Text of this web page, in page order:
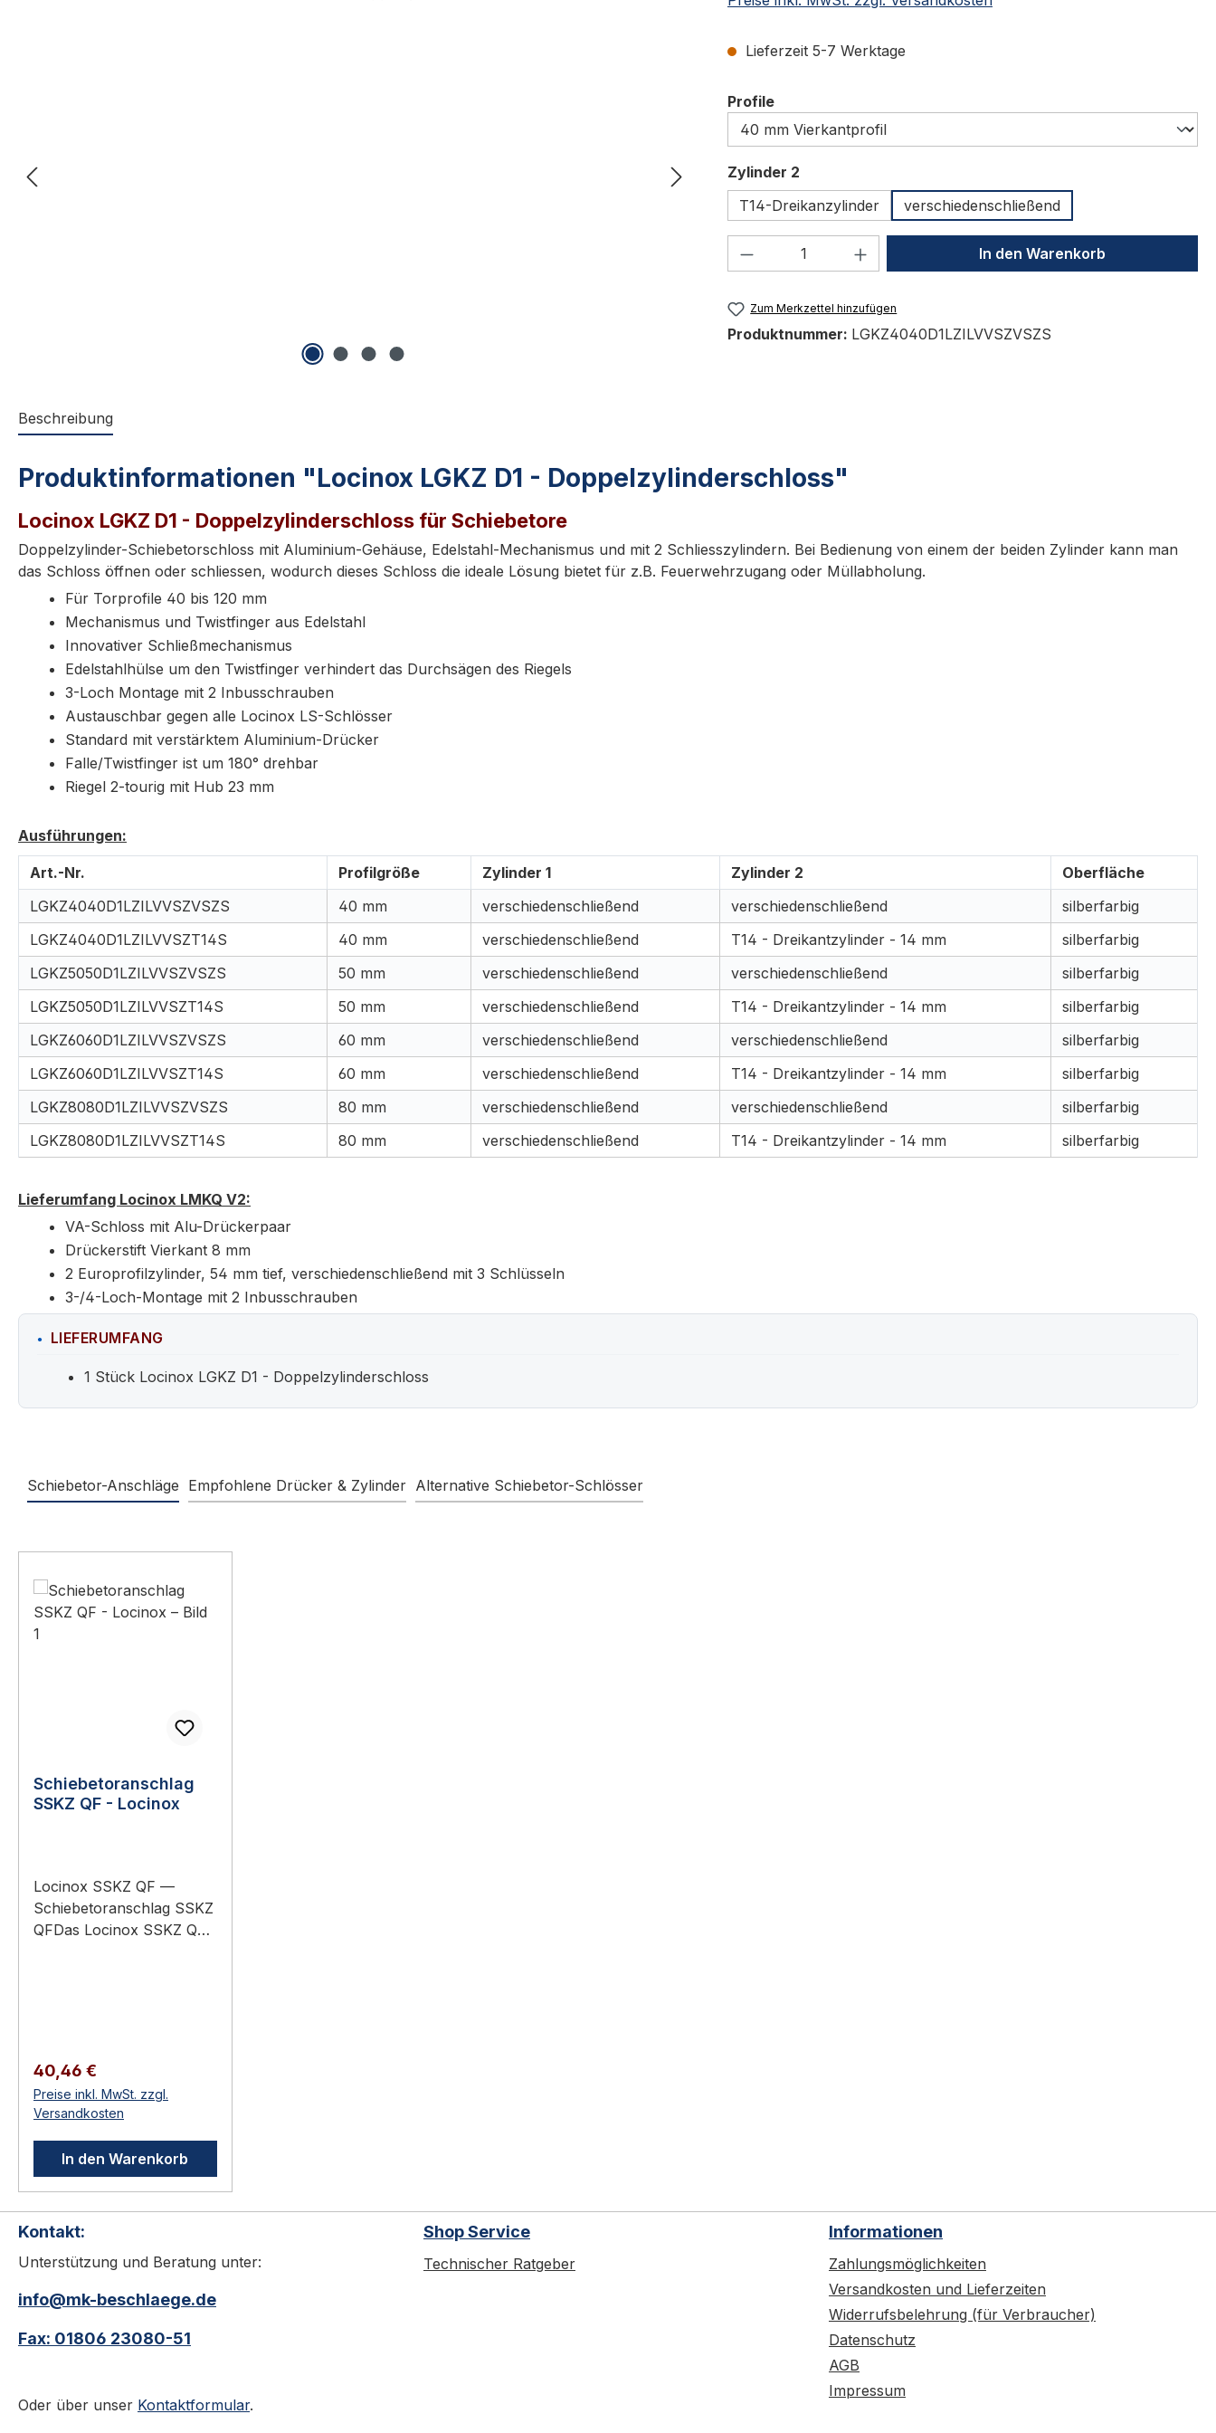
Lieferzeit 5-7 Werktage
Profileauswählen
Zylinder 2
T14-Dreikanzylinder
verschiedenschließend
Produkt Anzahl: Gib den gewünschten Wert
In den Warenkorb
Zum Merkzettel hinzufügen
Produktnummer: LGKZ4040D1LZILVVSZVSZS
Beschreibung
Produktinformationen "Locinox LGKZ D1 - Doppelzylinderschloss"
Locinox LGKZ D1 - Doppelzylinderschloss für Schiebetore
Doppelzylinder-Schiebetorschloss mit Aluminium-Gehäuse, Edelstahl-Mechanismus und mit 2 Schliesszylindern. Bei Bedienung von einem der beiden Zylinder kann man
das Schloss öffnen oder schliessen, wodurch dieses Schloss die ideale Lösung bietet für z.B. Feuerwehrzugang oder Müllabholung.
Für Torprofile 40 bis 120 mm
Mechanismus und Twistfinger aus Edelstahl
Innovativer Schließmechanismus
Edelstahlhülse um den Twistfinger verhindert das Durchsägen des Riegels
3-Loch Montage mit 2 Inbusschrauben
Austauschbar gegen alle Locinox LS-Schlösser
Standard mit verstärktem Aluminium-Drücker
Falle/Twistfinger ist um 180° drehbar
Riegel 2-tourig mit Hub 23 mm
Ausführungen:
Art.-Nr. Profilgröße Zylinder 1 Zylinder 2
Oberfläche
LGKZ4040D1LZILVVSZVSZS
40 mm verschiedenschließend verschiedenschließend
silberfarbig
LGKZ4040D1LZILVVSZT14S
40 mm verschiedenschließend T14 - Dreikantzylinder - 14 mm
silberfarbig
LGKZ5050D1LZILVVSZVSZS
50 mm verschiedenschließend verschiedenschließend
silberfarbig
LGKZ5050D1LZILVVSZT14S
50 mm verschiedenschließend T14 - Dreikantzylinder - 14 mm
silberfarbig
LGKZ6060D1LZILVVSZVSZS
60 mm verschiedenschließend verschiedenschließend
silberfarbig
LGKZ6060D1LZILVVSZT14S
60 mm verschiedenschließend T14 - Dreikantzylinder - 14 mm
silberfarbig
LGKZ8080D1LZILVVSZVSZS
80 mm verschiedenschließend verschiedenschließend
silberfarbig
LGKZ8080D1LZILVVSZT14S
80 mm verschiedenschließend T14 - Dreikantzylinder - 14 mm silberfarbig
Lieferumfang Locinox LMKQ V2:
VA-Schloss mit Alu-Drückerpaar
Drückerstift Vierkant 8 mm
2 Europrofilzylinder, 54 mm tief, verschiedenschließend mit 3 Schlüsseln
3-/4-Loch-Montage mit 2 Inbusschrauben
LIEFERUMFANG
1 Stück Locinox LGKZ D1 - Doppelzylinderschloss
Schiebetor-Anschläge Empfohlene Drücker & Zylinder Alternative Schiebetor-Schlösser
Schiebetoranschlag
SSKZ QF - Locinox
Locinox SSKZ QF —
Schiebetoranschlag SSKZ
QFDas Locinox SSKZ QF
den dauerhaften
Außeneinsatz. Schiebetor-
Anschlag — Locinox
SSKZ QFSpeziell für
LEONARDO (LLKZ V2)
und LSKZ U2Aluminium-
Konstruktion mit Quick-
FixBeweglicher Anschlag
für Twistfinger-
Schiebetor-Schloss
EinsatzgebietDer Locinox
mit der Twistfinger-
Regulärer Preis:
40,46 €
Preise inkl. MwSt. zzgl.
Versandkosten
In den Warenkorb
Kontakt:
Unterstützung und Beratung unter:
info@mk-beschlaege.de
Fax: 01806 23080-51
Oder über unser Kontaktformular.
Shop Service
Technischer Ratgeber
Informationen
Zahlungsmöglichkeiten
Versandkosten und Lieferzeiten
Widerrufsbelehrung (für Verbraucher)
Datenschutz
AGB
Impressum